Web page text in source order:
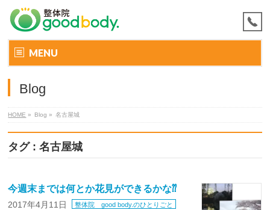
MENU
Blog
HOME » Blog » 名古屋城
タグ : 名古屋城
今週末までは何とか花見ができるかな⁇
2017年4月11日 整体院 good body.のひとりごと